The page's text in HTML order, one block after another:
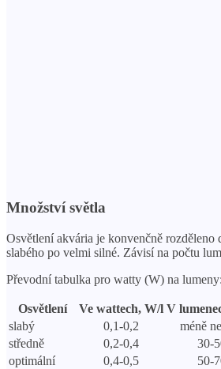
Množství světla
Osvětlení akvária je konvenčně
slabého po velmi silné. Závisí na počtu
Převodní tabulka pro watty (W) na lumeny:
Osvětlení Ve wattech, W/l V
slabý
0,1-0,2
méně
středně
0,2-0,4
30-
optimální
0,4-0,5
50-